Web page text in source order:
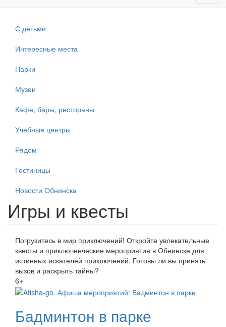
С детьми
Интересные места
Парки
Музеи
Кафе, бары, рестораны
Учебные центры
Рядом
Гостиницы
Новости Обнинска
Игры и квесты
Погрузитесь в мир приключений! Откройте увлекательные
квесты и приключенческие мероприятия в Обнинске для
истинных искателей приключений. Готовы ли вы принять
вызов и раскрыть тайны?
6+
Бадминтон в парке